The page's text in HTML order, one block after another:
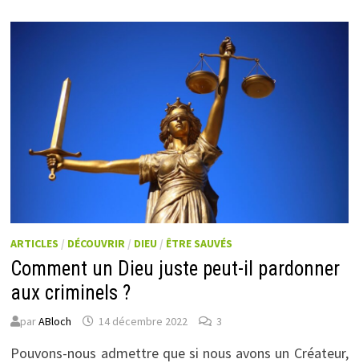
ARTICLES / DÉCOUVRIR / DIEU / ÊTRE SAUVÉS
Comment un Dieu juste peut-il pardonner
aux criminels ?
parABloch 14 décembre 2022 3
Pouvons-nous admettre que si nous avons un Créateur,